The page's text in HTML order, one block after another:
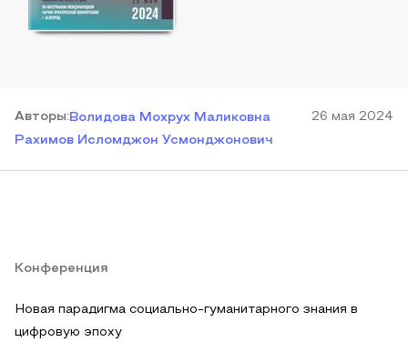
Авторы:Волидова Мохрух Маликовна
Рахимов Исломджон Усмонджонович
26 мая 2024
Конференция
Новая парадигма социально-гуманитарного знания в
цифровую эпоху